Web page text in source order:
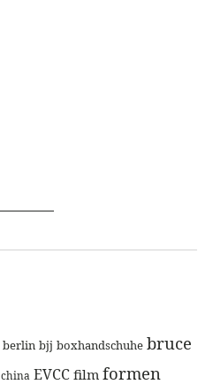
berlin bjj boxhandschuhe bruce
china EVCC film formen